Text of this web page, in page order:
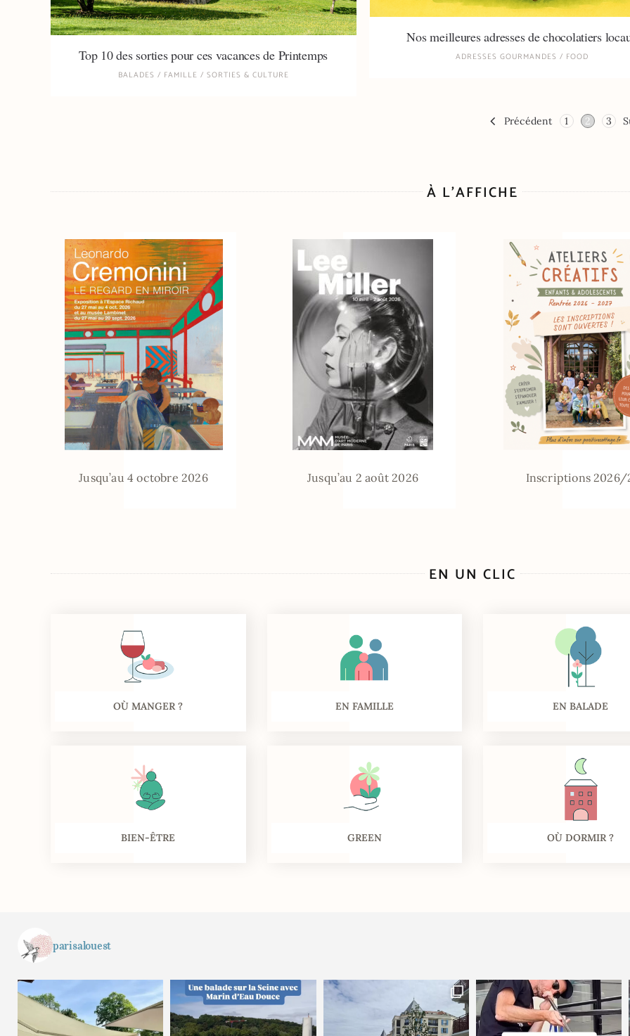
Top 10 des sorties pour ces vacances de Printemps
BALADES / FAMILLE / SORTIES & CULTURE
Nos meilleures adresses de chocolatiers
ADRESSES GOURMANDES / FOOD
Précédent 1 2 3
À L’AFFICHE
Jusqu’au 4 octobre 2026 Jusqu’au 2 août 2026 Inscriptions 2026/
EN UN CLIC
OÙ MANGER ? EN FAMILLE EN BALADE
BIEN-ÊTRE GREEN OÙ DORMIR ?
parisalouest